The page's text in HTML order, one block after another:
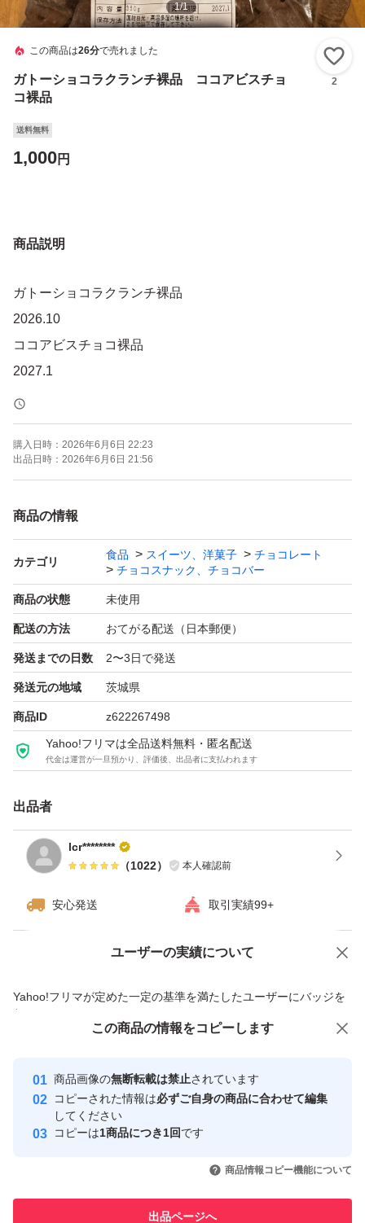
1/1
この商品は26分で売れました
ガトーショコラクランチ裸品 ココアビスチョ
コ裸品
2
送料無料
1,000円
商品説明
ガトーショコラクランチ裸品
2026.10
ココアビスチョコ裸品
2027.1
購入日時： 2026年6月6日 22:23
出品日時： 2026年6月6日 21:56
商品の情報
カテゴリ
食品 スイーツ、洋菓子
チョコレート
チョコスナック、チョコバー
商品の状態 未使用
配送の方法 おてがる配送（日本郵便）
発送までの日数 2〜3日で発送
発送元の地域 茨城県
商品ID z622267498
Yahoo!フリマは全品送料無料・匿名配送
代金は運営が一旦預かり、評価後、出品者に支払われます
出品者
lcr********
（1022） 本人確認前
安心発送 取引実績99+
ユーザーの実績について
Yahoo!フリマが定めた一定の基準を満たしたユーザーにバッジを
付与しています
安心取引出品者
心・安全なユーザーです
取引実績
引を完了させた実績があります
での取引実績があります
価格の相談 商品への質問
この商品の情報をコピーします
商品画像の無断転載は禁止されています
コピーされた情報は必ずご自身の商品に合わせて編集
してください
コピーは1商品につき1回です
商品情報コピー機能について
出品ページへ
この商品をみている人にオススメ